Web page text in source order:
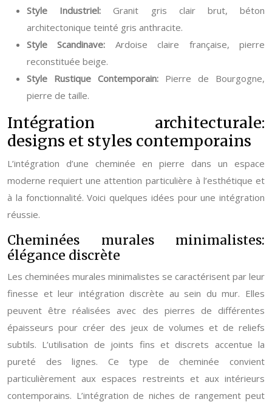
Style Industriel: Granit gris clair brut, béton
architectonique teinté gris anthracite.
Style Scandinave: Ardoise claire française, pierre
reconstituée beige.
Style Rustique Contemporain: Pierre de Bourgogne,
pierre de taille.
Intégration architecturale:
designs et styles contemporains
L’intégration d’une cheminée en pierre dans un espace
moderne requiert une attention particulière à l’esthétique et
à la fonctionnalité. Voici quelques idées pour une intégration
réussie.
Cheminées murales minimalistes:
élégance discrète
Les cheminées murales minimalistes se caractérisent par leur
finesse et leur intégration discrète au sein du mur. Elles
peuvent être réalisées avec des pierres de différentes
épaisseurs pour créer des jeux de volumes et de reliefs
subtils. L’utilisation de joints fins et discrets accentue la
pureté des lignes. Ce type de cheminée convient
particulièrement aux espaces restreints et aux intérieurs
contemporains. L’intégration de niches de rangement peut